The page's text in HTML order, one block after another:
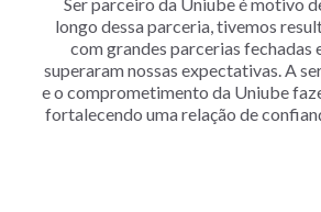
longo dessa parceria, tivemos
com grandes parcerias fechadas
superaram nossas expectativas. A
e o comprometimento da Uniube
fortalecendo uma relação de